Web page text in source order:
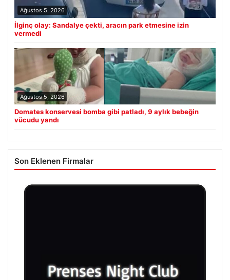
Ağustos 5, 2026
İlginç olay: Sandalye çekti, aracın park etmesine izin
vermedi
Ağustos 5, 2026
Domates konservesi bomba gibi patladı, 9 aylık bebeğin
vücudu yandı
Son Eklenen Firmalar